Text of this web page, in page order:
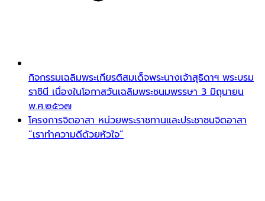
กิจกรรมเฉลิมพระเกียรติสมเด็จพระนางเจ้าสุธิดาฯ พระบรม
ราชินี เนื่องในโอกาสวันเฉลิมพระชนมพรรษา 3 มิถุนายน
พ.ศ.๒๕๖๗
โครงการจิตอาสา หน่วยพระราชทานและประชาชนจิตอาสา
“เราทำความดีด้วยหัวใจ”